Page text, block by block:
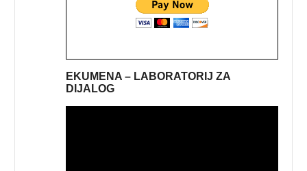
EKUMENA – LABORATORIJ ZA
DIJALOG